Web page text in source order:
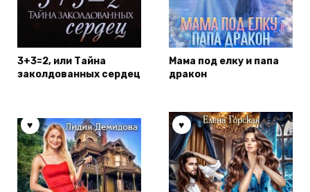
3+3=2, или Тайна
заколдованных сердец
Мама под елку и папа
дракон